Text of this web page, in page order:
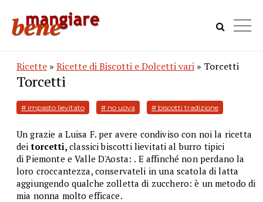
Ricette » Ricette di Biscotti e Dolcetti vari » Torcetti
Torcetti
# impasto lievitato # no uova # biscotti tradizione
Un grazie a Luisa F. per avere condiviso con noi la ricetta
deitorcetti,classici biscotti lievitati al burro tipici
di Piemonte e Valle D'Aosta: . E affinché non perdano la
loro croccantezza, conservateli in una scatola di latta
aggiungendo qualche zolletta di zucchero: è un metodo di
mia nonna molto efficace.